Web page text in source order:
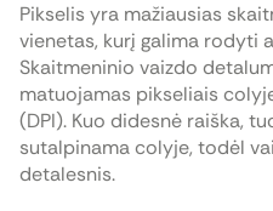
Pikselis yra mažiausias
vienetas, kurį galima rodyti
Skaitmeninio vaizdo
matuojamas pikseliais
(DPI). Kuo didesnė raiška,
sutalpinama colyje, todėl
detalesnis.